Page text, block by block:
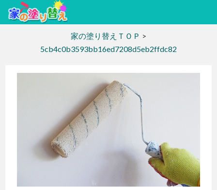
家の塗り替えＴＯＰ >
5cb4c0b3593bb16ed7208d5eb2ffdc82